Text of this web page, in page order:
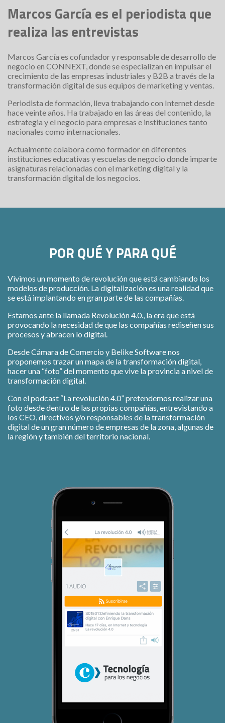
Marcos García es el periodista que
realiza las entrevistas
Marcos García es cofundador y responsable de desarrollo de
negocio en CONNEXT, donde se especializan en impulsar el
crecimiento de las empresas industriales y B2B a través de la
transformación digital de sus equipos de marketing y ventas.
Periodista de formación, lleva trabajando con Internet desde
hace veinte años. Ha trabajado en las áreas del contenido, la
estrategia y el negocio para empresas e instituciones tanto
nacionales como internacionales.
Actualmente colabora como formador en diferentes
instituciones educativas y escuelas de negocio donde imparte
asignaturas relacionadas con el marketing digital y la
transformación digital de los negocios.
POR QUÉ Y PARA QUÉ
Vivimos un momento de revolución que está cambiando los
modelos de producción. La digitalización es una realidad que
se está implantando en gran parte de las compañías.
Estamos ante la llamada Revolución 4.0., la era que está
provocando la necesidad de que las compañías rediseñen sus
procesos y abracen lo digital.
Desde Cámara de Comercio y Belike Software nos
proponemos trazar un mapa de la transformación digital,
hacer una “foto” del momento que vive la provincia a nivel de
transformación digital.
Con el podcast “La revolución 4.0” pretendemos realizar una
foto desde dentro de las propias compañías, entrevistando a
los CEO, directivos y/o responsables de la transformación
digital de un gran número de empresas de la zona, algunas de
la región y también del territorio nacional.